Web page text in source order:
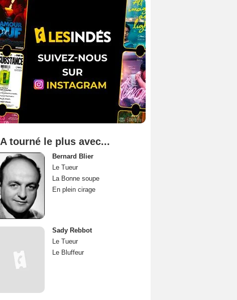
A tourné le plus avec...
Bernard Blier
Le Tueur
La Bonne soupe
En plein cirage
Sady Rebbot
Le Tueur
Le Bluffeur